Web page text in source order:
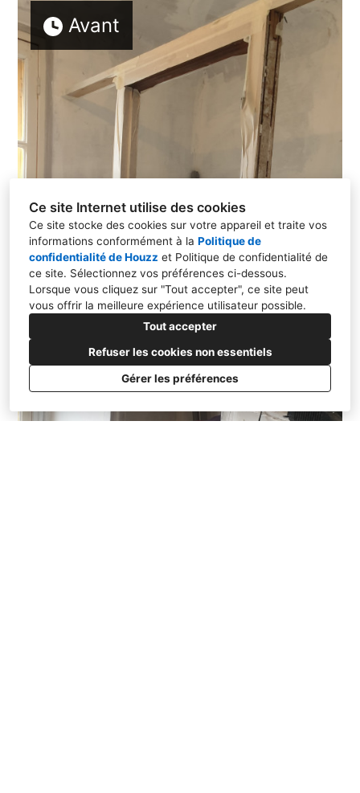
Ce site Internet utilise des cookies
Ce site stocke des cookies sur votre appareil et traite vos
informations conformément à la Politique de
confidentialité de Houzz et Politique de confidentialité de
ce site. Sélectionnez vos préférences ci-dessous.
Lorsque vous cliquez sur "Tout accepter", ce site peut
vous offrir la meilleure expérience utilisateur possible.
Tout accepter
Refuser les cookies non essentiels
Gérer les préférences
Avant